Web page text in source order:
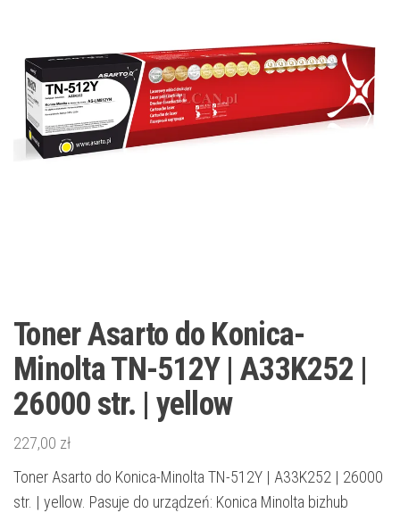
Toner Asarto do Konica-
Minolta TN-512Y | A33K252 |
26000 str. | yellow
227,00 zł
Toner Asarto do Konica-Minolta TN-512Y | A33K252 | 26000
str. | yellow. Pasuje do urządzeń: Konica Minolta bizhub